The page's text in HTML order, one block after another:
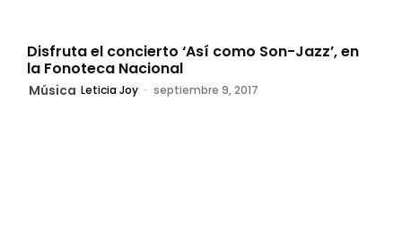
Disfruta el concierto ‘Así como Son-Jazz’, en
la Fonoteca Nacional
Música Leticia Joy - septiembre 9, 2017